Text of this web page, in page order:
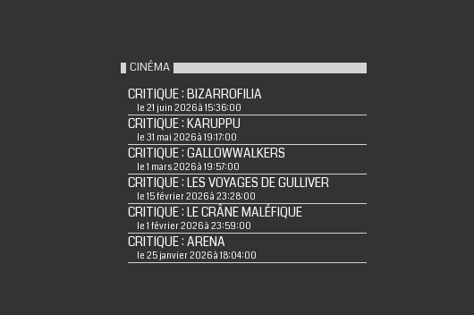
CINÉMA
CRITIQUE : BIZARROFILIA
le 21 juin 2026 à 15:36:00
CRITIQUE : KARUPPU
le 31 mai 2026 à 19:17:00
CRITIQUE : GALLOWWALKERS
le 1 mars 2026 à 19:57:00
CRITIQUE : LES VOYAGES DE GULLIVER
le 15 février 2026 à 23:28:00
CRITIQUE : LE CRÂNE MALÉFIQUE
le 1 février 2026 à 23:59:00
CRITIQUE : ARENA
le 25 janvier 2026 à 18:04:00